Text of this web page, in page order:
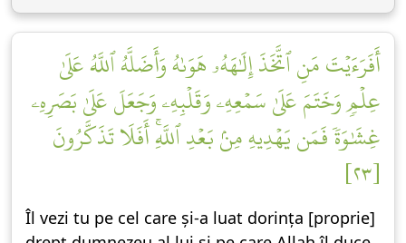
أَفَرَءَيۡتَ مَنِ ٱتَّخَذَ إِلَٰهَهُۥ هَوَىٰهُ وَأَضَلَّهُ ٱللَّهُ عَلَىٰ
عِلۡمٖ وَخَتَمَ عَلَىٰ سَمۡعِهِۦ وَقَلۡبِهِۦ وَجَعَلَ عَلَىٰ بَصَرِهِۦ
غِشَٰوَةٗ فَمَن يَهۡدِيهِ مِنۢ بَعۡدِ ٱللَّهِۚ أَفَلَا تَذَكَّرُونَ
[٢٣]
Îl vezi tu pe cel care și-a luat dorința [proprie]